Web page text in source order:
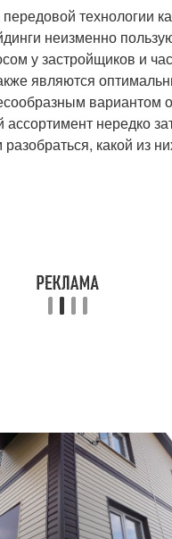
технологии
неизменно
у застройщиков и
являются
вариантом
нередко
какой из